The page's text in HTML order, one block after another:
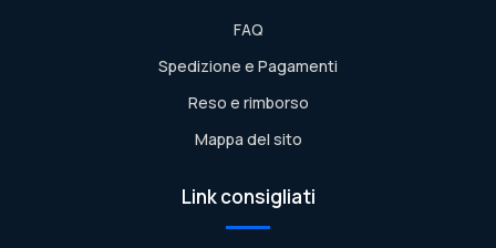
FAQ
Spedizione e Pagamenti
Reso e rimborso
Mappa del sito
Link consigliati